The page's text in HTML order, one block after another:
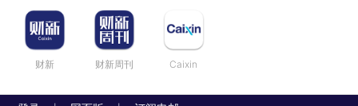
财新 财新周刊 Caixin